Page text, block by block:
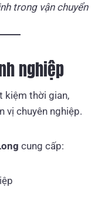
trong vận chuyển
nghiệp
kiệm thời gian,
vị chuyên nghiệp.
cung cấp: